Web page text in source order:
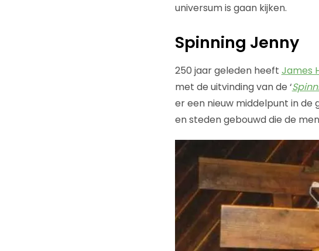
universum is gaan kijken.
Spinning Jenny
250 jaar geleden heeft James
met de uitvinding van de ‘
er een nieuw middelpunt in de
en steden gebouwd die de